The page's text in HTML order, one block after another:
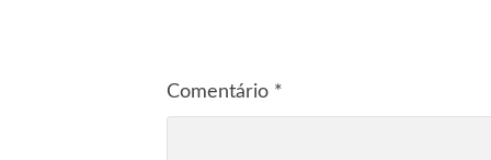
Comentário *